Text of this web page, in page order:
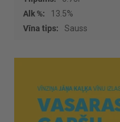
13.5%
Sauss